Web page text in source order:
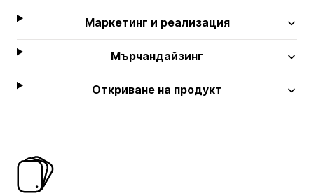
Маркетинг и реализация
Мърчандайзинг
Откриване на продукт